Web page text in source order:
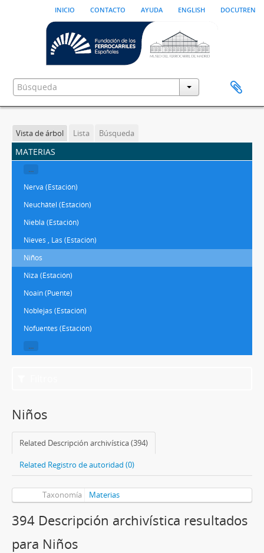
inicio contacto ayuda english docutren
Vista de árbol Lista Búsqueda
materias
...
Nerva (Estación)
Neuchâtel (Estación)
Niebla (Estación)
Nieves , Las (Estación)
Niños
Niza (Estación)
Noain (Puente)
Noblejas (Estación)
Nofuentes (Estación)
...
Niños
Related Descripción archivística (394)
Related Registro de autoridad (0)
Taxonomía Materias
394 Descripción archivística resultados
para Niños